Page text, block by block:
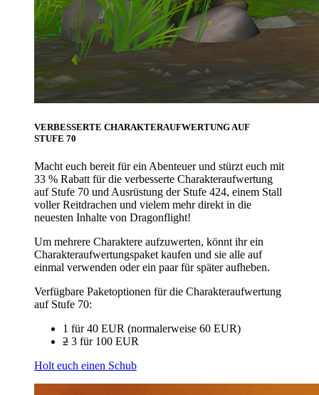
VERBESSERTE CHARAKTERAUFWERTUNG AUF
STUFE 70
Macht euch bereit für ein Abenteuer und stürzt euch mit
33 % Rabatt für die verbesserte Charakteraufwertung
auf Stufe 70 und Ausrüstung der Stufe 424, einem Stall
voller Reitdrachen und vielem mehr direkt in die
neuesten Inhalte von Dragonflight!
Um mehrere Charaktere aufzuwerten, könnt ihr ein
Charakteraufwertungspaket kaufen und sie alle auf
einmal verwenden oder ein paar für später aufheben.
Verfügbare Paketoptionen für die Charakteraufwertung
auf Stufe 70:
1 für 40 EUR (normalerweise 60 EUR)
2 3 für 100 EUR
Holt euch einen Schub